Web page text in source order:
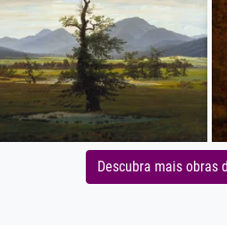
Descubra mais obras